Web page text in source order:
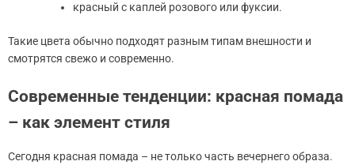
красный с каплей розового или фуксии.
Такие цвета обычно подходят разным типам внешности и
смотрятся свежо и современно.
Современные тенденции: красная помада
– как элемент стиля
Сегодня красная помада – не только часть вечернего образа.